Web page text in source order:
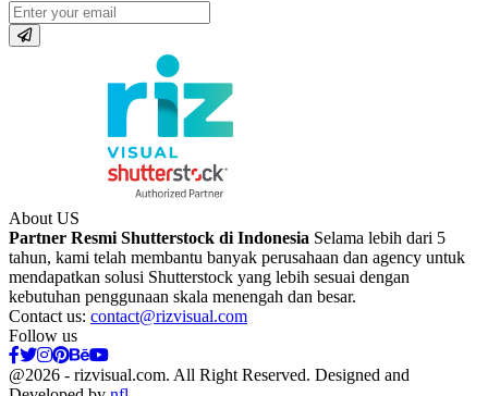
About US
Partner Resmi Shutterstock di Indonesia Selama lebih dari 5
tahun, kami telah membantu banyak perusahaan dan agency untuk
mendapatkan solusi Shutterstock yang lebih sesuai dengan
kebutuhan penggunaan skala menengah dan besar.
Contact us: contact@rizvisual.com
Follow us
Facebook
Twitter
Instagram
Pinterest
Behance
Youtube
@2026 - rizvisual.com. All Right Reserved. Designed and